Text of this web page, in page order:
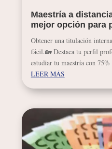
Maestría a
mejor opción para
Obtener una titulación
fácil.🏡 Destaca tu perfil
estudiar tu maestría con
LEER MÁS